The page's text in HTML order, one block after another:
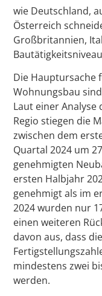
wie Deutschland,
Österreich
Großbritannien,
Die Hauptursache
Wohnungsbau
Laut einer
Regio stiegen die
zwischen dem
Quartal 2024 um
genehmigten
ersten Halbjahr
genehmigt als im
2024 wurden nur
einen weiteren
davon aus, dass
mindestens zwei
werden.